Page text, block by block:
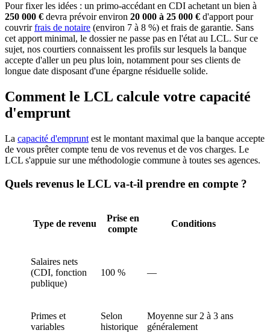
Pour fixer les idées : un primo-accédant en CDI achetant un bien à
250 000 € devra prévoir environ 20 000 à 25 000 € d'apport pour
couvrirfrais de notaire (environ 7 à 8 %) et frais de garantie. Sans
cet apport minimal, le dossier ne passe pas en l'état au LCL. Sur ce
sujet, nos courtiers connaissent les profils sur lesquels la banque
accepte d'aller un peu plus loin, notamment pour ses clients de
longue date disposant d'une épargne résiduelle solide.
Comment le LCL calcule votre capacité
d'emprunt
La capacité d'emprunt est le montant maximal que la banque accepte
de vous prêter compte tenu de vos revenus et de vos charges. Le
LCL s'appuie sur une méthodologie commune à toutes ses agences.
Quels revenus le LCL va-t-il prendre en compte ?
Type de revenu
Prise en
compte
Conditions
Salaires nets
(CDI, fonction
publique)
100 % —
Primes et
variables
Selon
historique
Moyenne sur 2 à 3 ans
généralement